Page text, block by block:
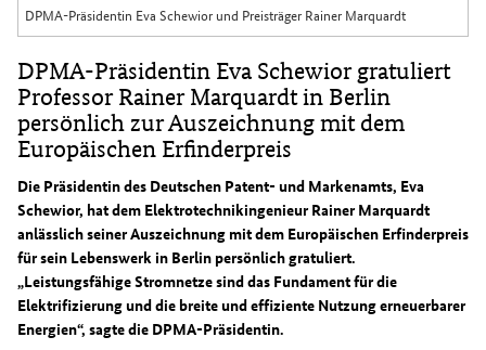
DPMA-Präsidentin Eva Schewior und Preisträger Rainer Marquardt
DPMA-Präsidentin Eva Schewior gratuliert
Professor Rainer Marquardt in Berlin
persönlich zur Auszeichnung mit dem
Europäischen Erfinderpreis
Die Präsidentin des Deutschen Patent- und Markenamts, Eva
Schewior, hat dem Elektrotechnikingenieur Rainer Marquardt
anlässlich seiner Auszeichnung mit dem Europäischen Erfinderpreis
für sein Lebenswerk in Berlin persönlich gratuliert.
„Leistungsfähige Stromnetze sind das Fundament für die
Elektrifizierung und die breite und effiziente Nutzung erneuerbarer
Energien“, sagte die DPMA-Präsidentin.